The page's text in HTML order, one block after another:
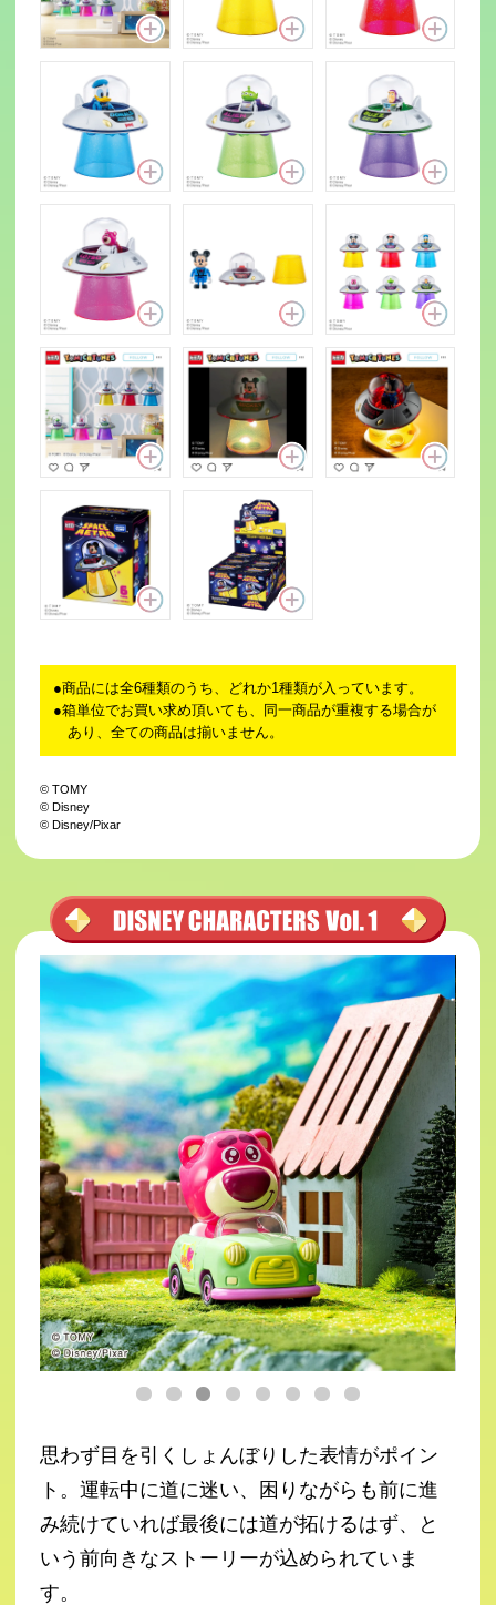
商品には全6種類のうち、どれか1種類が入っています。
箱単位でお買い求め頂いても、同一商品が重複する場合が
あり、全ての商品は揃いません。
© TOMY
© Disney
© Disney/Pixar
思わず目を引くしょんぼりした表情がポイン
ト。運転中に道に迷い、困りながらも前に進
み続けていれば最後には道が拓けるはず、と
いう前向きなストーリーが込められていま
す。